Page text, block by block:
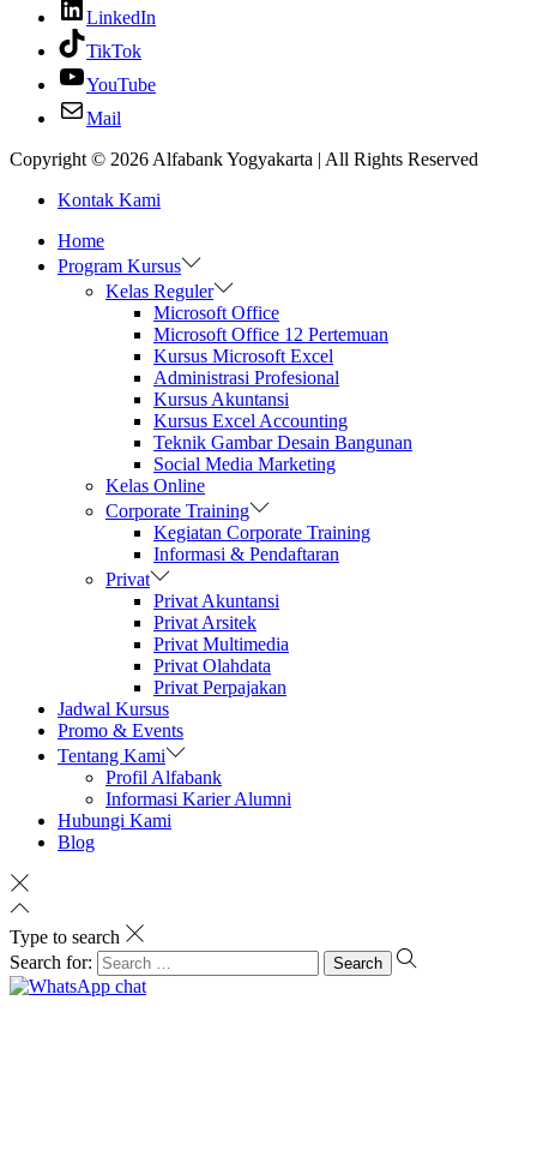
LinkedIn
TikTok
YouTube
Mail
Copyright © 2026 Alfabank Yogyakarta | All Rights Reserved
Kontak Kami
Home
Program Kursus
Kelas Reguler
Microsoft Office
Microsoft Office 12 Pertemuan
Kursus Microsoft Excel
Administrasi Profesional
Kursus Akuntansi
Kursus Excel Accounting
Teknik Gambar Desain Bangunan
Social Media Marketing
Kelas Online
Corporate Training
Kegiatan Corporate Training
Informasi & Pendaftaran
Privat
Privat Akuntansi
Privat Arsitek
Privat Multimedia
Privat Olahdata
Privat Perpajakan
Jadwal Kursus
Promo & Events
Tentang Kami
Profil Alfabank
Informasi Karier Alumni
Hubungi Kami
Blog
Type to search
Search for: